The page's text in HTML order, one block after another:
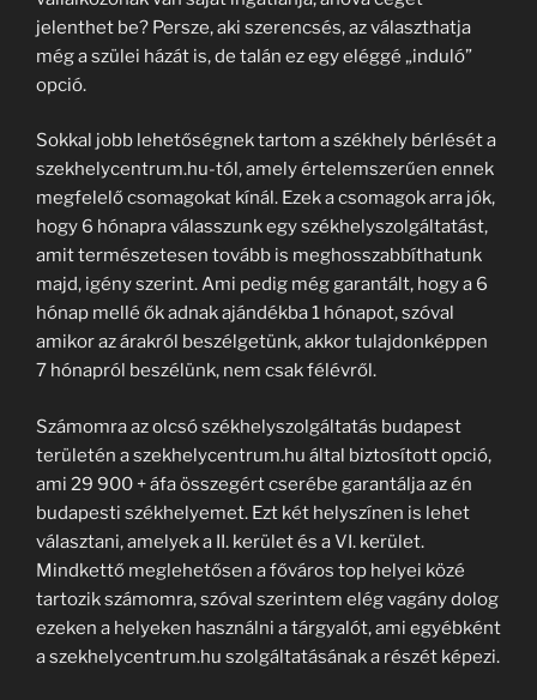
jelenthet be? Persze, aki szerencsés, az választhatja
még a szülei házát is, de talán ez egy eléggé „induló”
opció.
Sokkal jobb lehetőségnek tartom a székhely bérlését a
szekhelycentrum.hu-tól, amely értelemszerűen ennek
megfelelő csomagokat kínál. Ezek a csomagok arra jók,
hogy 6 hónapra válasszunk egy székhelyszolgáltatást,
amit természetesen tovább is meghosszabbíthatunk
majd, igény szerint. Ami pedig még garantált, hogy a 6
hónap mellé ők adnak ajándékba 1 hónapot, szóval
amikor az árakról beszélgetünk, akkor tulajdonképpen
7 hónapról beszélünk, nem csak félévről.
Számomra az olcsó székhelyszolgáltatás budapest
területén a szekhelycentrum.hu által biztosított opció,
ami 29 900 + áfa összegért cserébe garantálja az én
budapesti székhelyemet. Ezt két helyszínen is lehet
választani, amelyek a II. kerület és a VI. kerület.
Mindkettő meglehetősen a főváros top helyei közé
tartozik számomra, szóval szerintem elég vagány dolog
ezeken a helyeken használni a tárgyalót, ami egyébként
a szekhelycentrum.hu szolgáltatásának a részét képezi.